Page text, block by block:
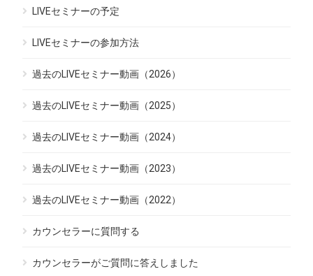
LIVEセミナーの予定
LIVEセミナーの参加方法
過去のLIVEセミナー動画（2026）
過去のLIVEセミナー動画（2025）
過去のLIVEセミナー動画（2024）
過去のLIVEセミナー動画（2023）
過去のLIVEセミナー動画（2022）
カウンセラーに質問する
カウンセラーがご質問に答えしました